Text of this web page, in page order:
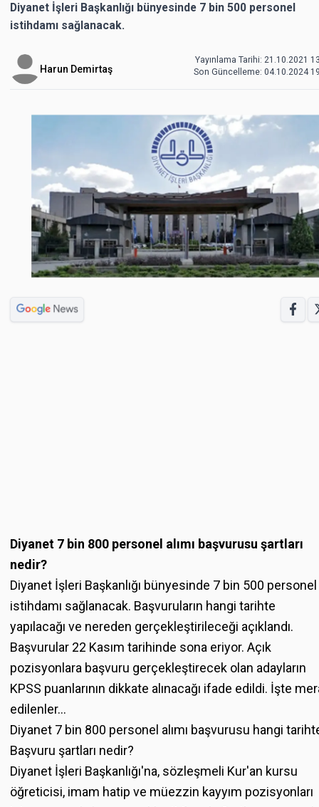
Diyanet İşleri Başkanlığı bünyesinde 7 bin 500 personel
istihdamı sağlanacak.
Harun Demirtaş
Yayınlama Tarihi: 21.10.2021
Son Güncelleme: 04.10.2024
Diyanet 7 bin 800 personel alımı başvurusu şartları
nedir?
Diyanet İşleri Başkanlığı bünyesinde 7 bin 500 personel
istihdamı sağlanacak. Başvuruların hangi tarihte
yapılacağı ve nereden gerçekleştirileceği açıklandı.
Başvurular 22 Kasım tarihinde sona eriyor. Açık
pozisyonlara başvuru gerçekleştirecek olan adayların
KPSS puanlarının dikkate alınacağı ifade edildi. İşte
edilenler...
Diyanet 7 bin 800 personel alımı başvurusu hangi
Başvuru şartları nedir?
Diyanet İşleri Başkanlığı'na, sözleşmeli Kur'an kursu
öğreticisi, imam hatip ve müezzin kayyım pozisyonları